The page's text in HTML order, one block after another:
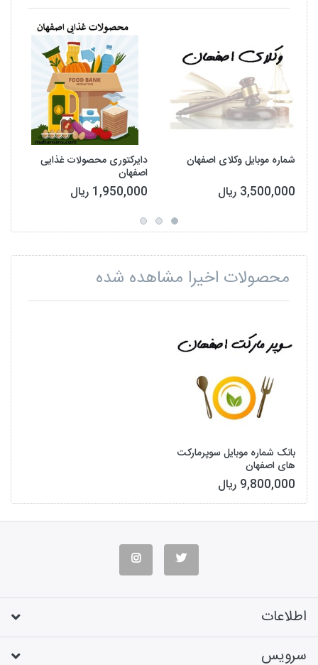
شماره موبایل وکلای اصفهان
3,500,000 ریال
دایرکتوری محصولات غذایی
اصفهان
1,950,000 ریال
محصولات اخیرا مشاهده شده
بانک شماره موبایل سوپرمارکت
های اصفهان
9,800,000 ریال
اطلاعات
سرویس